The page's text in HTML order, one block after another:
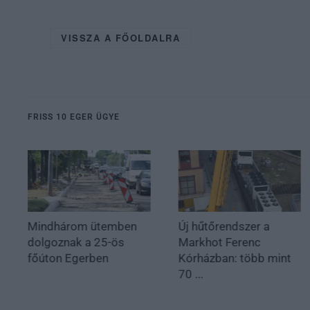
VISSZA A FŐOLDALRA
FRISS 10 EGER ÜGYE
Mindhárom ütemben
dolgoznak a 25-ös
főúton Egerben
Új hűtőrendszer a
Markhot Ferenc
Kórházban: több mint
70 ...